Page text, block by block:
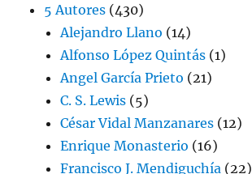
5 Autores (430)
Alejandro Llano (14)
Alfonso López Quintás (1)
Angel García Prieto (21)
C. S. Lewis (5)
César Vidal Manzanares (12)
Enrique Monasterio (16)
Francisco J. Mendiguchía (22)